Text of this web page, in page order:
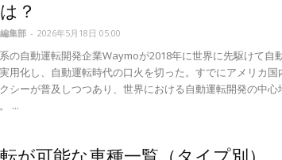
運
？
集部 - 2026年5月18日 05:00
の自動運転開発企業Waymoが2018年に世界に先駆けて自
用化し、自動運転時代の口火を切った。すでにアメリカ国
シーが普及しつつあり、世界における自動運転開発の中心
...